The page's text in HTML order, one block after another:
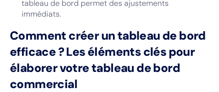
tableau de bord permet des ajustements
immédiats.
Comment créer un tableau de bord
efficace ? Les éléments clés pour
élaborer votre tableau de bord
commercial